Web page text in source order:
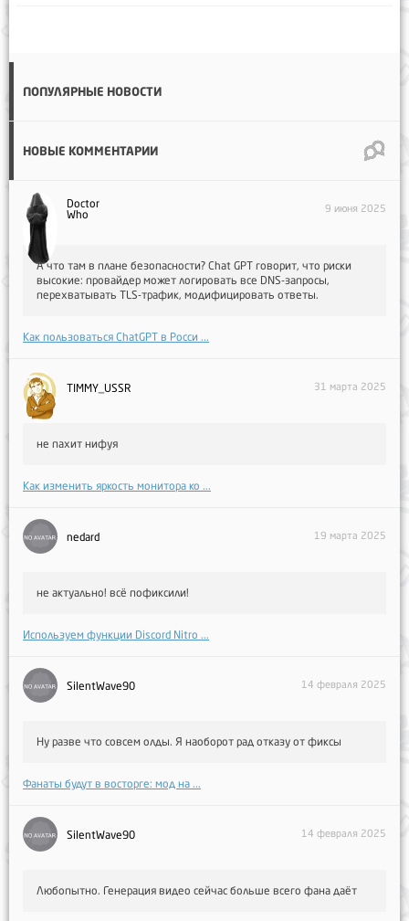
ПОПУЛЯРНЫЕ НОВОСТИ
НОВЫЕ КОММЕНТАРИИ
Doctor
Who
9 июня 2025
А что там в плане безопасности? Chat GPT говорит, что риски
высокие: провайдер может логировать все DNS-запросы,
перехватывать TLS-трафик, модифицировать ответы.
Как пользоваться ChatGPT в Росси ...
TIMMY_USSR 31 марта 2025
не пахит нифуя
Как изменить яркость монитора ко ...
nedard 19 марта 2025
не актуально! всё пофиксили!
Используем функции Discord Nitro ...
SilentWave90 14 февраля 2025
Ну разве что совсем олды. Я наоборот рад отказу от фиксы
Фанаты будут в восторге: мод на ...
SilentWave90 14 февраля 2025
Любопытно. Генерация видео сейчас больше всего фана даёт